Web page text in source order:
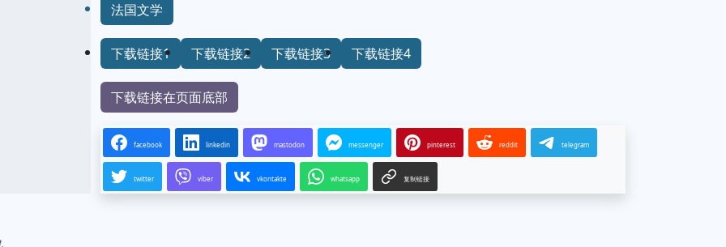
法国文学
下载链接1 下载链接2 下载链接3 下载链接4
下载链接在页面底部
facebook linkedin mastodon messenger pinterest reddit telegram
twitter viber vkontakte whatsapp 复制链接